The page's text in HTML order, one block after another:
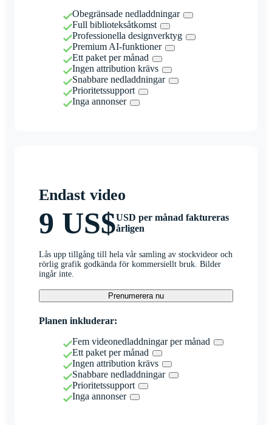
Obegränsade nedladdningar
Full biblioteksåtkomst
Professionella designverktyg
Premium AI-funktioner
Ett paket per månad
Ingen attribution krävs
Snabbare nedladdningar
Prioritetssupport
Inga annonser
Endast video
9 US$USD per månad faktureras
årligen
Lås upp tillgång till hela vår samling av stockvideor och
rörlig grafik godkända för kommersiellt bruk. Bilder
ingår inte.
Prenumerera nu
Planen inkluderar:
Fem videonedladdningar per månad
Ett paket per månad
Ingen attribution krävs
Snabbare nedladdningar
Prioritetssupport
Inga annonser